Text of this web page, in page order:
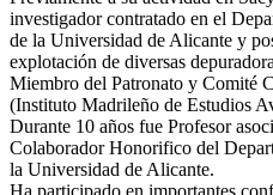
investigador contratado en el
de la Universidad de Alicante y
explotación de diversas
Miembro del Patronato y Comité
(Instituto Madrileño de Estudios
Durante 10 años fue Profesor
Colaborador Honorifico del
la Universidad de Alicante.
Ha participado en importantes